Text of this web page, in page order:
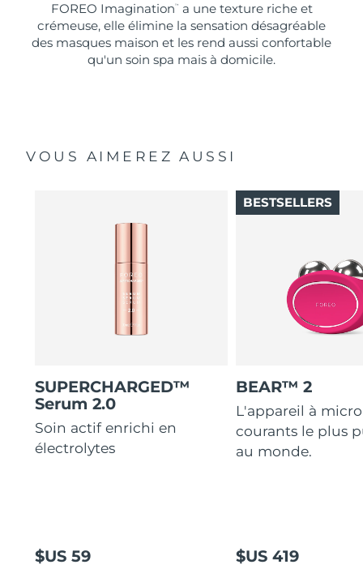
FOREO Imagination ™
a une texture riche et
crémeuse, elle élimine la sensation désagréable
des masques maison et les rend aussi confortable
qu'un soin spa mais à domicile.
VOUS AIMEREZ AUSSI
SUPERCHARGED™
Serum 2.0
Soin actif enrichi en
électrolytes
$US 59
BEAR™ 2
L'appareil à
courants le plus
au monde.
$US 419
BESTSELLERS